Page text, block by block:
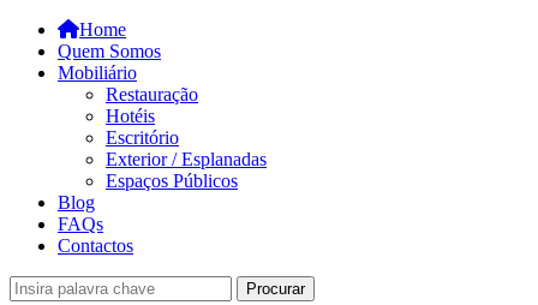
Home
Quem Somos
Mobiliário
Restauração
Hotéis
Escritório
Exterior / Esplanadas
Espaços Públicos
Blog
FAQs
Contactos
Procurar